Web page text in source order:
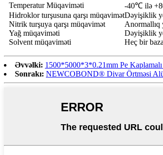
Temperatur Müqaviməti
-40℃ ilə
Hidroklor turşusuna qarşı müqavimətDəyişiklik
Nitrik turşuya qarşı müqavimət
Yağ müqaviməti
Dəyişiklik
Solvent müqaviməti
Heç bir
Əvvəlki: 1500*5000*3*0.21mm Pe
Sonrakı: NEWCOBOND® Divar Örtməsi